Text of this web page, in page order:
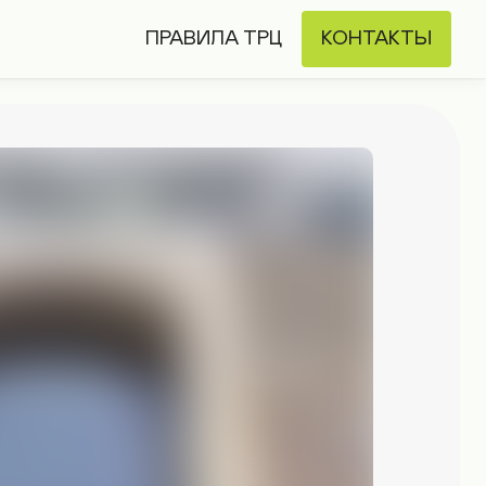
ПРАВИЛА ТРЦ КОНТАКТЫ